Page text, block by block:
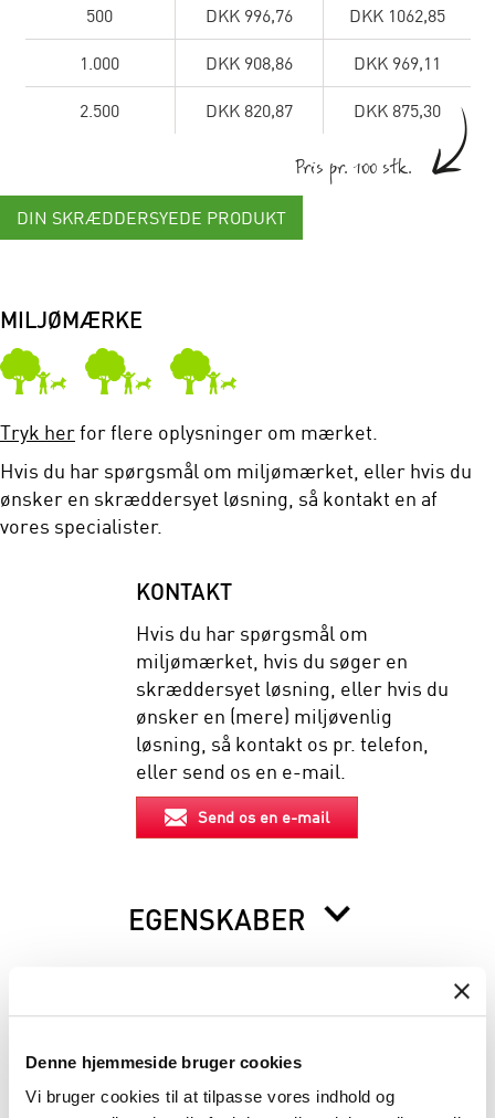
Denne hjemmeside bruger cookies
Vi bruger cookies til at tilpasse vores indhold og
500 DKK 996,76 DKK 1062,85
1.000 DKK 908,86 DKK 969,11
2.500 DKK 820,87 DKK 875,30
Pris pr. 100 stk.
DIN SKRÆDDERSYEDE PRODUKT
MILJØMÆRKE
Tryk herfor flere oplysninger om mærket.
Hvis du har spørgsmål om miljømærket, eller hvis du
ønsker en skræddersyet løsning, så kontakt en af
vores specialister.
KONTAKT
Hvis du har spørgsmål om
miljømærket, hvis du søger en
skræddersyet løsning, eller hvis du
ønsker en (mere) miljøvenlig
løsning, så kontakt os pr. telefon,
eller send os en e-mail.
Send os en e-mail
EGENSKABER
INFORMATION FØR DU BESTILLLER